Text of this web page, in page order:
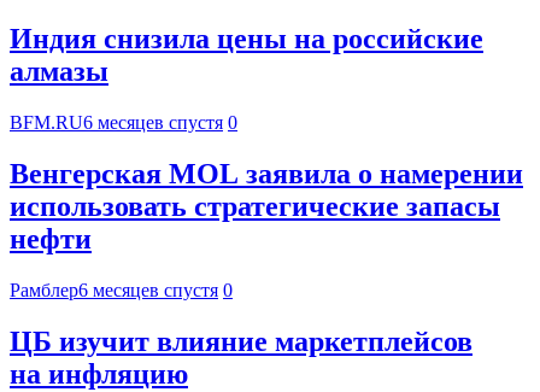
Индия снизила цены на российские
алмазы
BFM.RU6 месяцев спустя 0
Венгерская MOL заявила о намерении
использовать стратегические запасы
нефти
Рамблер6 месяцев спустя 0
ЦБ изучит влияние маркетплейсов
на инфляцию